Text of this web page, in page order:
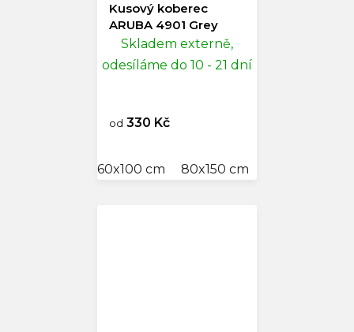
Kusový koberec
ARUBA 4901 Grey
Skladem externě,
odesíláme do 10 - 21 dní
od 330 Kč
60x100 cm 80x150 cm